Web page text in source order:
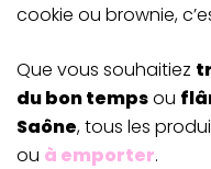
cookie ou brownie,
Que vous souhaitiez
du bon tempsou
Saône, tous les
ou à emporter.